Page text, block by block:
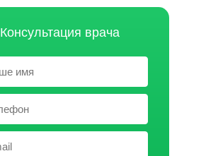
Консультация врача